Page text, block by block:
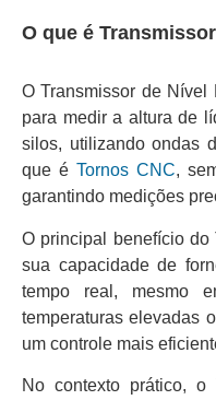
O que é
O Transmissor de
para medir a altura de
silos, utilizando ondas
que é Tornos CNC,
garantindo medições
O principal benefício
sua capacidade de
tempo real, mesmo
temperaturas elevadas
um controle mais
No contexto prático,